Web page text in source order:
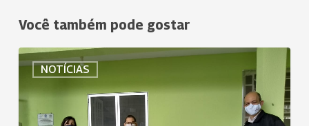
Você também pode gostar
NOTÍCIAS
Uniodonto
Claro